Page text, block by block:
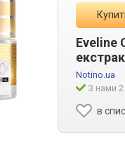
Eveline
Notino.ua
З нами
в